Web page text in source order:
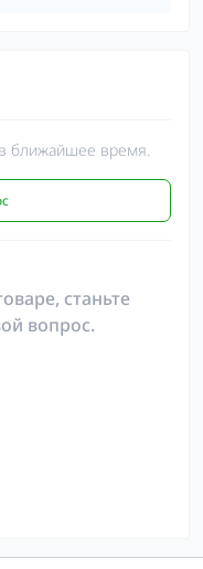
ближайшее время.
станьте
вопрос.